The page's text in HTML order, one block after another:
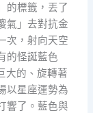
的標籤，丟了
氣」去對抗金
次，射向天空
的怪誕藍色
大的、旋轉著
以星座運勢為
響了。藍色與